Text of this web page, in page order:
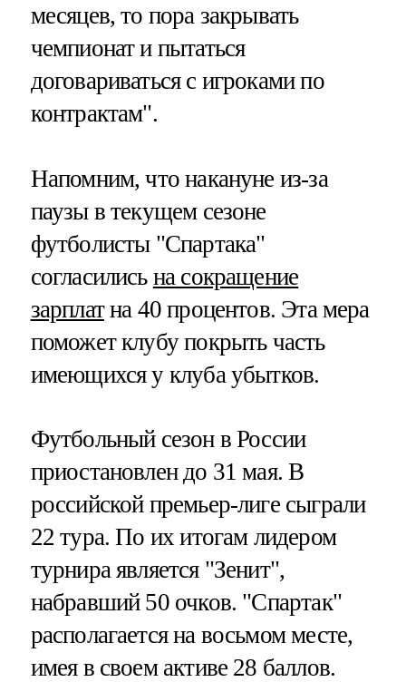
месяцев, то пора закрывать
чемпионат и пытаться
договариваться с игроками по
контрактам".
Напомним, что накануне из-за
паузы в текущем сезоне
футболисты "Спартака"
согласились на сокращение
зарплатна 40 процентов. Эта мера
поможет клубу покрыть часть
имеющихся у клуба убытков.
Футбольный сезон в России
приостановлен до 31 мая. В
российской премьер-лиге сыграли
22 тура. По их итогам лидером
турнира является "Зенит",
набравший 50 очков. "Спартак"
располагается на восьмом месте,
имея в своем активе 28 баллов.